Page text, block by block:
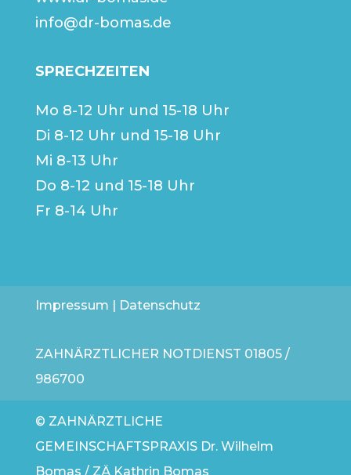
info@dr-bomas.de
SPRECHZEITEN
Mo 8-12 Uhr und 15-18 Uhr
Di 8-12 Uhr und 15-18 Uhr
Mi 8-13 Uhr
Do 8-12 und 15-18 Uhr
Fr 8-14 Uhr
Impressum | Datenschutz
ZAHNÄRZTLICHER NOTDIENST 01805 /
986700
© ZAHNÄRZTLICHE
GEMEINSCHAFTSPRAXIS Dr. Wilhelm
Bomas / ZÄ Kathrin Bomas